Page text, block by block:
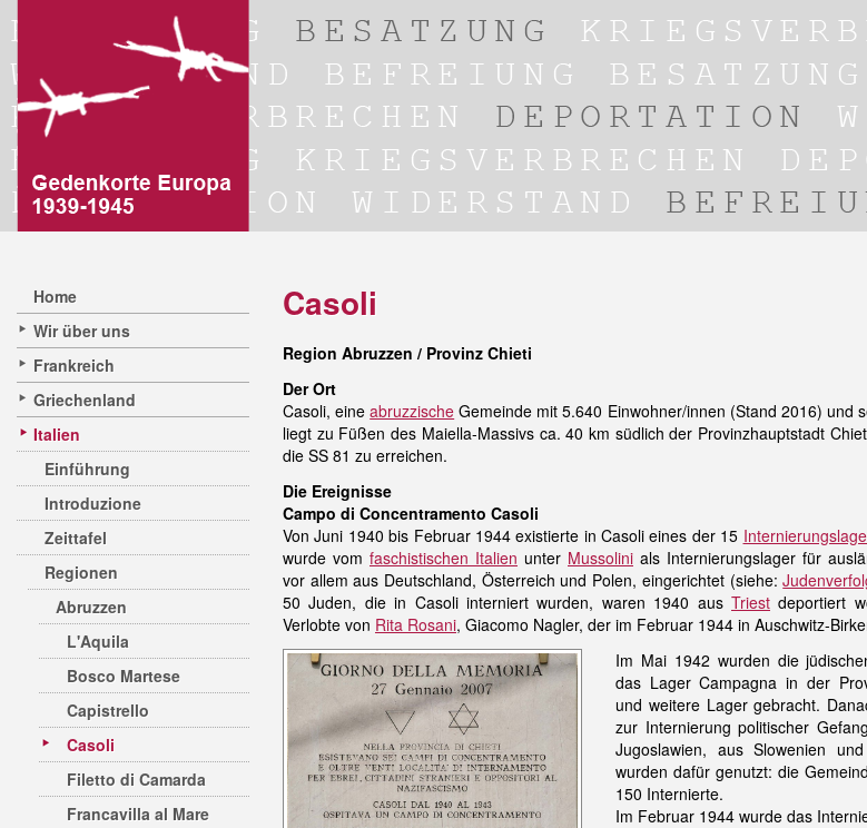
Home
Wir über uns
Frankreich
Griechenland
Italien
Einführung
Introduzione
Zeittafel
Regionen
Abruzzen
L'Aquila
Bosco Martese
Capistrello
Casoli
Filetto di Camarda
Francavilla al Mare
Casoli
Region Abruzzen / Provinz Chieti
Der Ort
Casoli, eineabruzzische Gemeinde mit 5.640 Einwohner/innen (Stand 2016) und
liegt zu Füßen des Maiella-Massivs ca. 40 km südlich der Provinzhauptstadt
die SS 81 zu erreichen.
Die Ereignisse
Campo di Concentramento Casoli
Von Juni 1940 bis Februar 1944 existierte in Casoli eines der 15
wurde vom faschistischen Italien unter Mussolini als Internierungslager für
vor allem aus Deutschland, Österreich und Polen, eingerichtet (siehe:
50 Juden, die in Casoli interniert wurden, waren 1940 aus Triest deportiert
Verlobte von Rita Rosani, Giacomo Nagler, der im Februar 1944 in Auschwitz-
Im Mai 1942 wurden die
das Lager Campagna in der
und weitere Lager gebracht.
zur Internierung politischer
Jugoslawien, aus Slowenien
wurden dafür genutzt: die
150 Internierte.
Im Februar 1944 wurde das